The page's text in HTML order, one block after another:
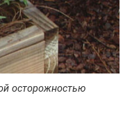
осторожностью